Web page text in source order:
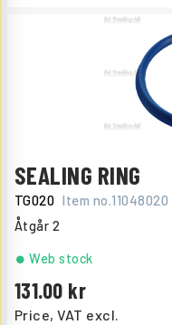
SEALING RING
TG020 Item no.11048020
Åtgår 2
Price, VAT excl.
131.00
Web stock